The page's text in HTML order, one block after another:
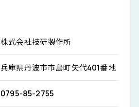
株式会社技研製作所
兵庫県丹波市市島町矢代401番地
0795-85-2755